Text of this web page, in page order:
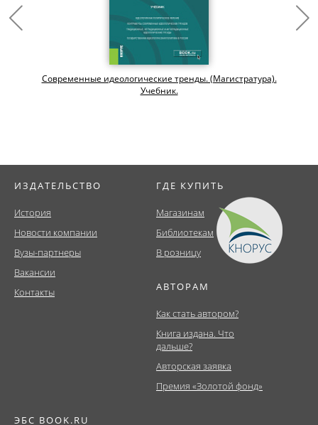
Современные идеологические тренды. (Магистратура).
Учебник.
ИЗДАТЕЛЬСТВО
История
Новости компании
Вузы-партнеры
Вакансии
Контакты
ГДЕ КУПИТЬ
Магазинам
Библиотекам
В розницу
АВТОРАМ
Как стать автором?
Книга издана. Что
дальше?
Авторская заявка
Премия «Золотой фонд»
ЭБС BOOK.RU